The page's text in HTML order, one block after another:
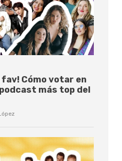
fav! Cómo votar en
más top del